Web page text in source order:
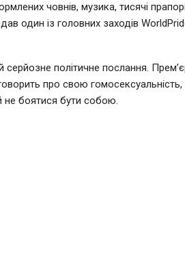
човнів, музика, тисячі
один із головних заходів
політичне послання.
про свою
боятися бути собою.